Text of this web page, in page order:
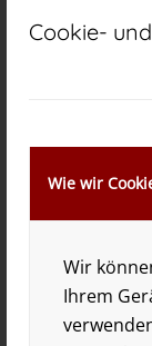
Cookie-
Wie wir
Wir
Ihrem
den
Schloss